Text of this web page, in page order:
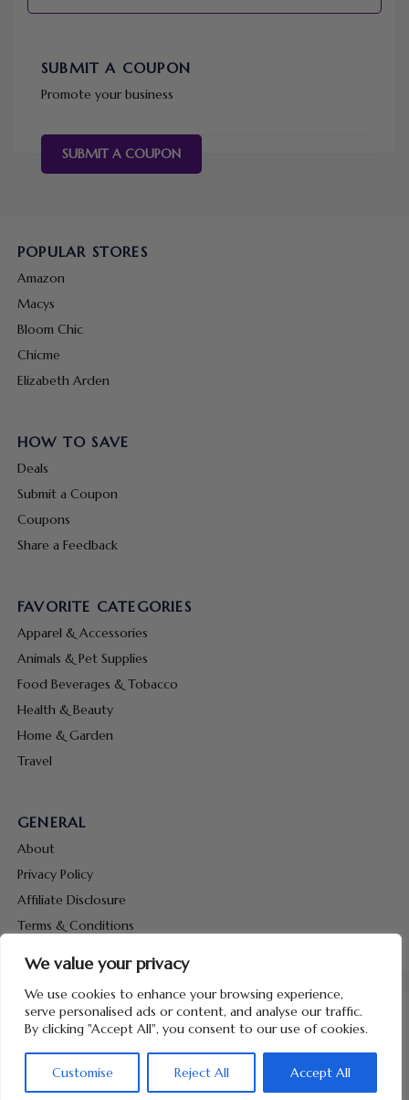
We value your privacy
We use cookies to enhance your browsing experience,
serve personalised ads or content, and analyse our traffic.
By clicking "Accept All", you consent to our use of cookies.
Customise Reject All Accept All
SUBMIT A COUPON
Promote your business
SUBMIT A COUPON
POPULAR STORES
Amazon
Macys
Bloom Chic
Chicme
Elizabeth Arden
HOW TO SAVE
Deals
Submit a Coupon
Coupons
Share a Feedback
FAVORITE CATEGORIES
Apparel & Accessories
Animals & Pet Supplies
Food Beverages & Tobacco
Health & Beauty
Home & Garden
Travel
GENERAL
About
Privacy Policy
Affiliate Disclosure
Terms & Conditions
Copyright © 2026 Hunt Me Coupons